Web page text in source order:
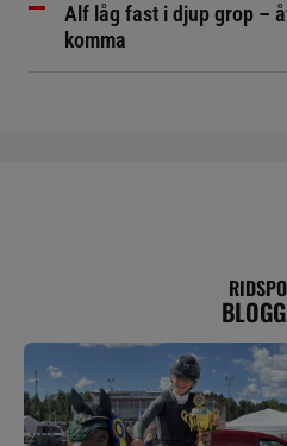
Alf låg fast i djup grop –
komma